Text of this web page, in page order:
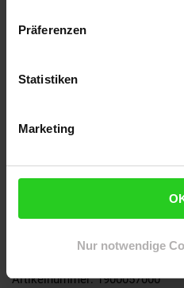
Präferenzen
Statistiken
Marketing
Nur notwendige
Extra viele Liege- und
Ein Abenteuerspielplatz für
Gewicht: ca. 22,5kg
Artikelnummer: 1900057000